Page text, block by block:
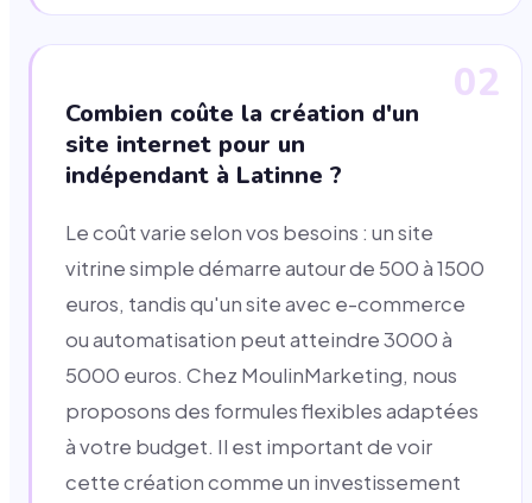
02
Combien coûte la création d'un
site internet pour un
indépendant à Latinne ?
Le coût varie selon vos besoins : un site
vitrine simple démarre autour de 500 à 1500
euros, tandis qu'un site avec e-commerce
ou automatisation peut atteindre 3000 à
5000 euros. Chez MoulinMarketing, nous
proposons des formules flexibles adaptées
à votre budget. Il est important de voir
cette création comme un investissement